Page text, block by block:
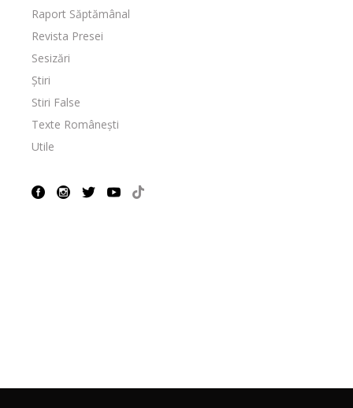
Raport Săptămânal
Revista Presei
Sesizări
Știri
Stiri False
Texte Românești
Utile